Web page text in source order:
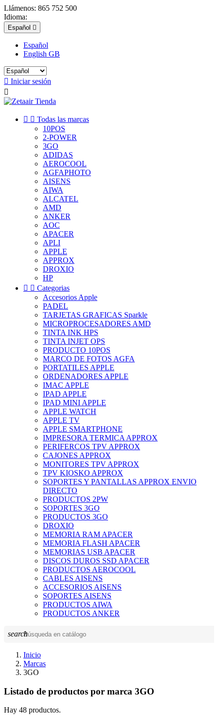
Llámenos: 865 752 500
Idioma:
Español 
Español
English GB
 Iniciar sesión

  Todas las marcas
10POS
2-POWER
3GO
ADIDAS
AEROCOOL
AGFAPHOTO
AISENS
AIWA
ALCATEL
AMD
ANKER
AOC
APACER
APLI
APPLE
APPROX
DROXIO
HP
  Categorias
Accesorios Apple
PADEL
TARJETAS GRAFICAS Sparkle
MICROPROCESADORES AMD
TINTA INK HPS
TINTA INJET OPS
PRODUCTO 10POS
MARCO DE FOTOS AGFA
PORTATILES APPLE
ORDENADORES APPLE
IMAC APPLE
IPAD APPLE
IPAD MINI APPLE
APPLE WATCH
APPLE TV
APPLE SMARTPHONE
IMPRESORA TERMICA APPROX
PERIFERCOS TPV APPROX
CAJONES APPROX
MONITORES TPV APPROX
TPV KIOSKO APPROX
SOPORTES Y PANTALLAS APPROX ENVIO
DIRECTO
PRODUCTOS 2PW
SOPORTES 3GO
PRODUCTOS 3GO
DROXIO
MEMORIA RAM APACER
MEMORIA FLASH APACER
MEMORIAS USB APACER
DISCOS DUROS SSD APACER
PRODUCTOS AEROCOOL
CABLES AISENS
ACCESORIOS AISENS
SOPORTES AISENS
PRODUCTOS AIWA
PRODUCTOS ANKER
search
Inicio
Marcas
3GO
Listado de productos por marca 3GO
Hay 48 productos.